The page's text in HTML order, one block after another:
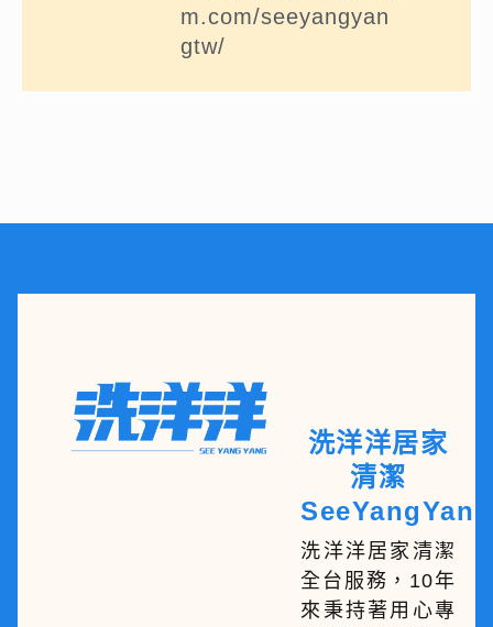
m.com/seeyangyan
gtw/
洗洋洋居家
清潔
SeeYangYang
洗洋洋居家清潔
全台服務，10年
來秉持著用心專